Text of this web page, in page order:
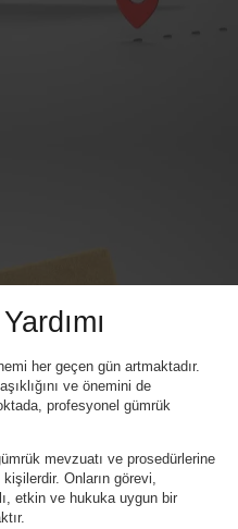
her geçen gün artmaktadır.
ve önemini de
profesyonel gümrük
mevzuatı ve prosedürlerine
Onların görevi,
etkin ve hukuka uygun bir